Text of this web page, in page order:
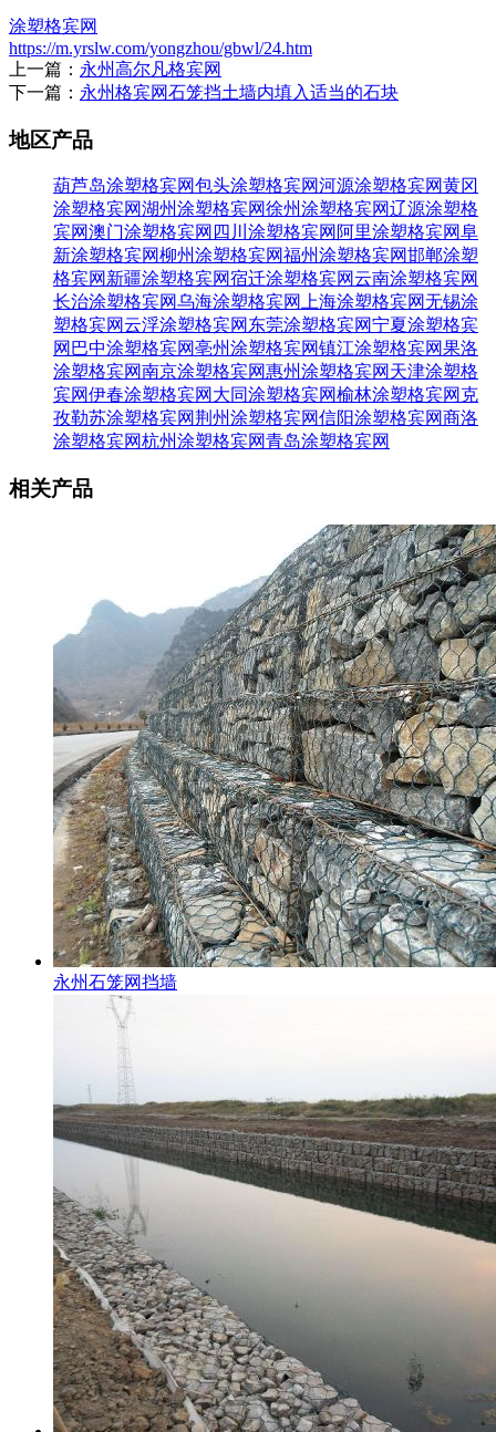
涂塑格宾网
https://m.yrslw.com/yongzhou/gbwl/24.htm
上一篇： 永州高尔凡格宾网
下一篇： 永州格宾网石笼挡土墙内填入适当的石块
地区产品
葫芦岛涂塑格宾网包头涂塑格宾网河源涂塑格宾网黄冈
涂塑格宾网湖州涂塑格宾网徐州涂塑格宾网辽源涂塑格
宾网澳门涂塑格宾网 四川涂塑格宾网 阿里涂塑格宾网阜
新涂塑格宾网柳州涂塑格宾网福州涂塑格宾网邯郸涂塑
格宾网 新疆涂塑格宾网宿迁涂塑格宾网云南涂塑格宾网
长治涂塑格宾网乌海涂塑格宾网 上海涂塑格宾网无锡涂
塑格宾网云浮涂塑格宾网 东莞涂塑格宾网宁夏涂塑格宾
网 巴中涂塑格宾网亳州涂塑格宾网镇江涂塑格宾网果洛
涂塑格宾网南京涂塑格宾网惠州涂塑格宾网 天津涂塑格
宾网伊春涂塑格宾网 大同涂塑格宾网榆林涂塑格宾网 克
孜勒苏涂塑格宾网荆州涂塑格宾网信阳涂塑格宾网商洛
涂塑格宾网杭州涂塑格宾网青岛涂塑格宾网
相关产品
永州石笼网挡墙